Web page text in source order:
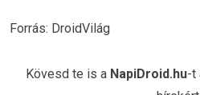
Forrás: DroidVilág
Kövesd te is a NapiDroid.hu-t